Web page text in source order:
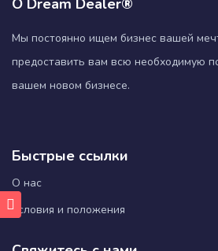
О Dream Dealer®
Мы постоянно ищем бизнес вашей
предоставить вам всю необходимую
вашем новом бизнесе.
Быстрые ссылки
О нас
Условия и положения